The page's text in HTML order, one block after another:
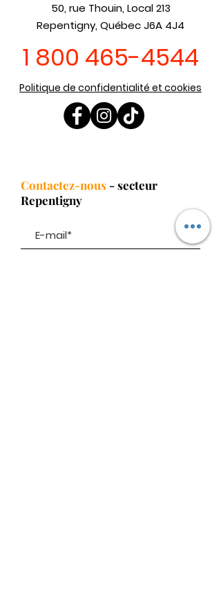
50, rue Thouin, Local 213
Repentigny, Québec J6A 4J4
1 800 465-4544
Politique de confidentialité et cookies
Contactez-nous - secteur
Repentigny